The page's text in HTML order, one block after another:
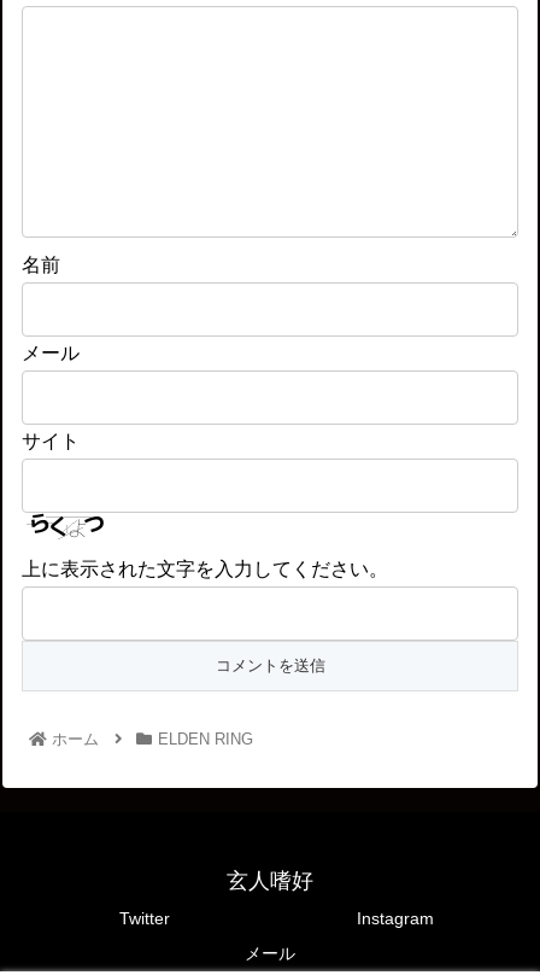
名前
メール
サイト
上に表示された文字を入力してください。
ホーム ELDEN RING
玄人嗜好
Twitter
Instagram
メール